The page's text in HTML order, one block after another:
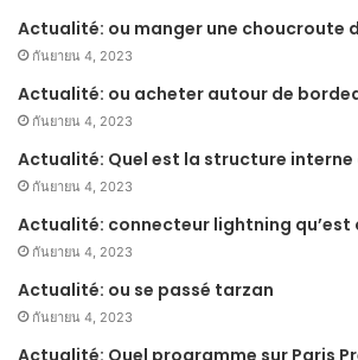
Actualité: ou manger une choucroute
กันยายน 4, 2023
Actualité: ou acheter autour de
กันยายน 4, 2023
Actualité: Quel est la structure interne
กันยายน 4, 2023
Actualité: connecteur lightning qu’est
กันยายน 4, 2023
Actualité: ou se passé tarzan
กันยายน 4, 2023
Actualité: Quel programme sur Paris